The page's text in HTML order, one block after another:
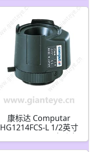
康标达 Computar
HG1214FCS-L 1/2英寸
12mm F1.4 DC自动光